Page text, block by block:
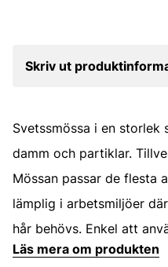
Skriv ut
Svetssmössa i en storlek
damm och partiklar.
Mössan passar de flesta
lämplig i arbetsmiljöer
hår behövs. Enkel att
Läs mera om produkten